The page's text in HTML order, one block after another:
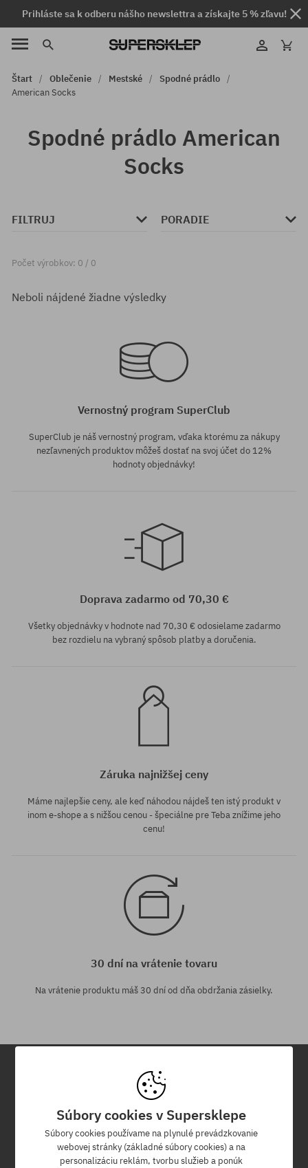
Prihláste sa k odberu nášho newslettra a získajte 5 % zľavu!
Štart Oblečenie Mestské
Spodné prádlo
American Socks
Spodné prádlo American
Socks
FILTRUJ PORADIE
Počet výrobkov: 0 / 0
Neboli nájdené žiadne výsledky
Vernostný program SuperClub
SuperClub je náš vernostný program, vďaka ktorému za nákupy
nezľavnených produktov môžeš dostať na svoj účet do 12%
hodnoty objednávky!
Doprava zadarmo od 70,30 €
Všetky objednávky v hodnote nad 70,30 € odosielame zadarmo
bez rozdielu na vybraný spôsob platby a doručenia.
Záruka najnižšej ceny
Máme najlepšie ceny, ale keď náhodou nájdeš ten istý produkt v
inom e-shope a s nižšou cenou - špeciálne pre Teba znížime jeho
cenu!
30 dní na vrátenie tovaru
Na vrátenie produktu máš 30 dní od dňa obdržania zásielky.
Newsletter
Prihláste sa na odber nášho newsletteru a ako prvý sa dozviete o
nových produktoch a propagačných akciách!
Navyše získaš zľavový kód -5 % na celú objednávku!
Súbory cookies v Supersklepe
Súbory cookies používame na plynulé prevádzkovanie
webovej stránky (základné súbory cookies) a na
personalizáciu reklám, tvorbu služieb a ponúk